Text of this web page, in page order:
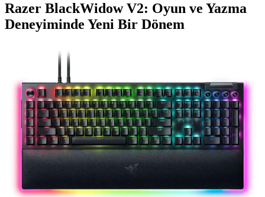
Razer BlackWidow V2: Oyun ve Yazma
Deneyiminde Yeni Bir Dönem